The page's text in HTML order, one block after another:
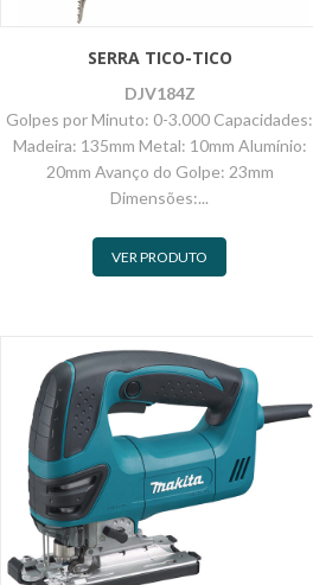
SERRA TICO-TICO
DJV184Z
Golpes por Minuto: 0-3.000 Capacidades:
Madeira: 135mm Metal: 10mm Alumínio:
20mm Avanço do Golpe: 23mm
Dimensões:...
VER PRODUTO